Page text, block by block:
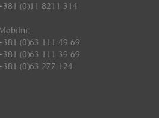
(0)11 8211 314
Mobilni:
(0)63 111 49 69
(0)63 111 39 69
(0)63 277 124